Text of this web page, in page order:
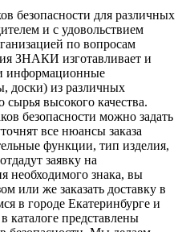
безопасности для различных
и с удовольствием
по вопросам
ЗНАКИ изготавливает и
и информационные
доски) из различных
сырья высокого качества.
безопасности можно задать
все нюансы заказа
функции, тип изделия,
заявку на
необходимого знака, вы
или же заказать доставку в
в городе Екатеринбурге и
каталоге представлены